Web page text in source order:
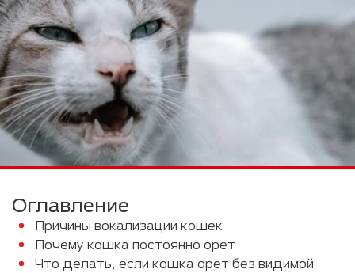
Оглавление
Причины вокализации кошек
Почему кошка постоянно орет
Что делать, если кошка орет без видимой